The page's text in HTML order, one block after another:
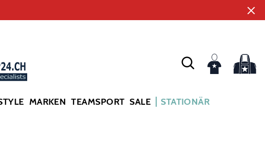
MARKEN TEAMSPORT SALE STATIONÄR